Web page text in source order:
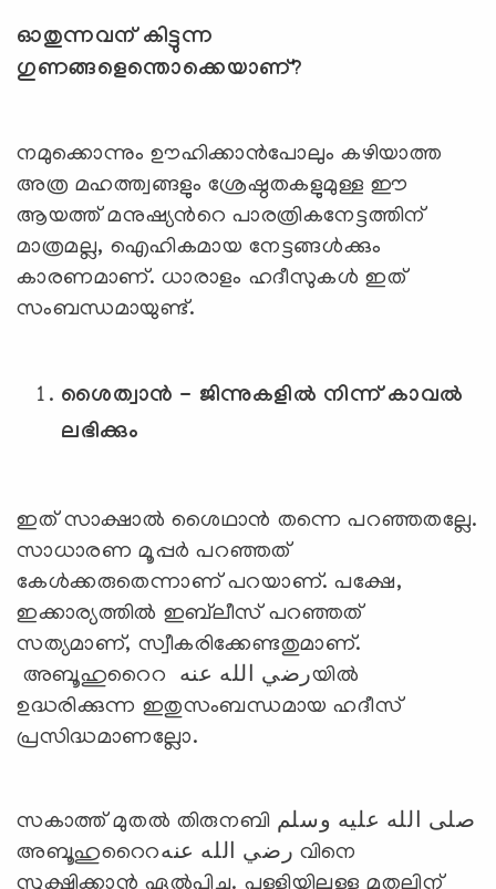
ഓതുന്നവന് കിട്ടുന്ന
ഗുണങ്ങളെന്തൊക്കെയാണ്?
നമുക്കൊന്നും ഊഹിക്കാന്‍പോലും കഴിയാത്ത
അത്ര മഹത്ത്വങ്ങളും ശ്രേഷ്ഠതകളുമുള്ള ഈ
ആയത്ത് മനുഷ്യന്‍റെ പാരത്രികനേട്ടത്തിന്
മാത്രമല്ല, ഐഹികമായ നേട്ടങ്ങള്‍ക്കും
കാരണമാണ്. ധാരാളം ഹദീസുകള്‍ ഇത്
സംബന്ധമായുണ്ട്.
ശൈത്വാന്‍ - ജിന്നുകളില്‍ നിന്ന് കാവല്‍
ലഭിക്കും
ഇത് സാക്ഷാല്‍ ശൈഥാന്‍ തന്നെ പറഞ്ഞതല്ലേ.
സാധാരണ മൂപ്പര്‍ പറഞ്ഞത്
കേള്‍ക്കരുതെന്നാണ് പറയാണ്. പക്ഷേ,
ഇക്കാര്യത്തില്‍ ഇബ്‍ലീസ് പറഞ്ഞത്
സത്യമാണ്, സ്വീകരിക്കേണ്ടതുമാണ്.
അബൂഹുറൈറ رضي الله عنهയില്‍
ഉദ്ധരിക്കുന്ന ഇതുസംബന്ധമായ ഹദീസ്
പ്രസിദ്ധമാണല്ലോ.
സകാത്ത് മുതല്‍ തിരുനബി صلى الله عليه وسلم
അബൂഹുറൈറرضي الله عنه വിനെ